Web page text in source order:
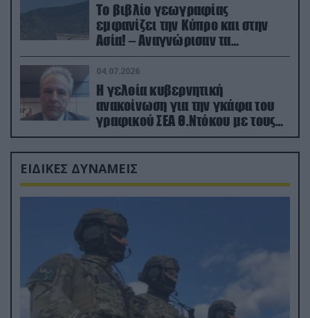
Το βιβλίο γεωγραφίας
εμφανίζει την Κύπρο και στην
Ασία! – Αναγνώρισαν τα
κατεχόμενα; (φωτο)
04.07.2026
Η γελοία κυβερνητική
ανακοίνωση για την γκάφα του
γραφικού ΣΕΑ Θ.Ντόκου με τους
Ρώσους φαρσέρ
ΕΙΔΙΚΕΣ ΔΥΝΑΜΕΙΣ